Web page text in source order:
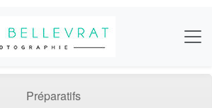
Préparatifs